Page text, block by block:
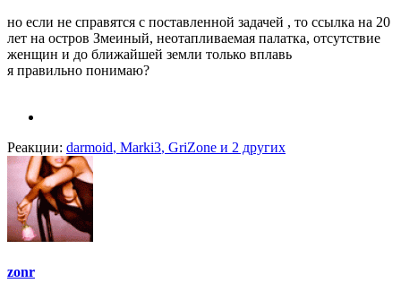
но если не справятся с поставленной задачей , то ссылка на 20
лет на остров Змеиный, неотапливаемая палатка, отсутствие
женщин и до ближайшей земли только вплавь
я правильно понимаю?
Реакции: darmoid, Marki3, GriZone и 2 других
zonr